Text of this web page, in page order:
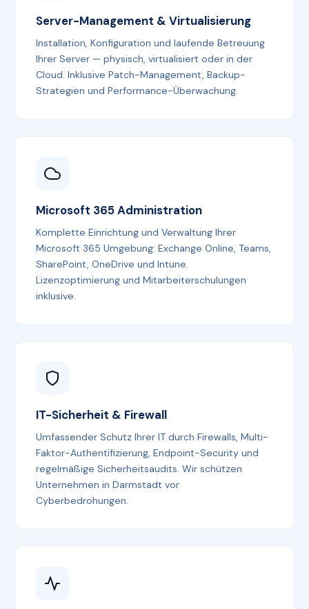
Server-Management & Virtualisierung
Installation, Konfiguration und laufende Betreuung
Ihrer Server — physisch, virtualisiert oder in der
Cloud. Inklusive Patch-Management, Backup-
Strategien und Performance-Überwachung.
Microsoft 365 Administration
Komplette Einrichtung und Verwaltung Ihrer
Microsoft 365 Umgebung: Exchange Online, Teams,
SharePoint, OneDrive und Intune.
Lizenzoptimierung und Mitarbeiterschulungen
inklusive.
IT-Sicherheit & Firewall
Umfassender Schutz Ihrer IT durch Firewalls, Multi-
Faktor-Authentifizierung, Endpoint-Security und
regelmäßige Sicherheitsaudits. Wir schützen
Unternehmen in Darmstadt vor
Cyberbedrohungen.